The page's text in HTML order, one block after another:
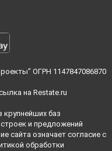
ОГРН 1147847086870
на Restate.ru
крупнейших баз
и предложений
сайта означает согласие с
обработки